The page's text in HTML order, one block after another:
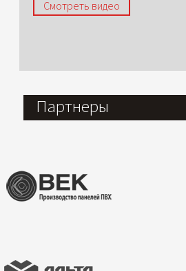
Смотреть видео
Партнеры